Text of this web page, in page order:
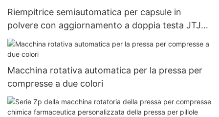
Riempitrice semiautomatica per capsule in
polvere con aggiornamento a doppia testa JTJ-A
PRO
Macchina rotativa automatica per la pressa per
compresse a due colori